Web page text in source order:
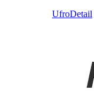
UfroDetail